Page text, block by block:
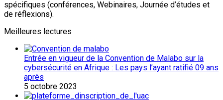
spécifiques (conférences, Webinaires, Journée d’études et
de réflexions).
Meilleures lectures
Entrée en vigueur de la Convention de Malabo sur la
cybersécurité en Afrique : Les pays l’ayant ratifié 09 ans
après
5 octobre 2023